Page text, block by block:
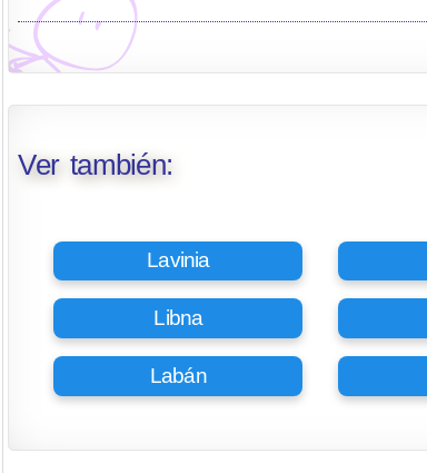
Ver también:
Lavinia
Libna
Labán